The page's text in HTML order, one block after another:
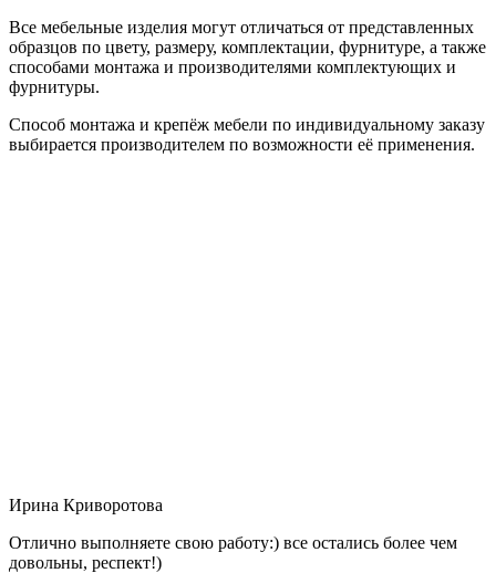
Все мебельные изделия могут отличаться от представленных
образцов по цвету, размеру, комплектации, фурнитуре, а также
способами монтажа и производителями комплектующих и
фурнитуры.
Способ монтажа и крепёж мебели по индивидуальному заказу
выбирается производителем по возможности её применения.
Ирина Криворотова
Отлично выполняете свою работу:) все остались более чем
довольны, респект!)